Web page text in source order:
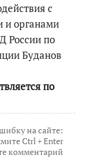
с
и органами
России по
Буданов
по
на сайте:
Ctrl + Enter
комментарий